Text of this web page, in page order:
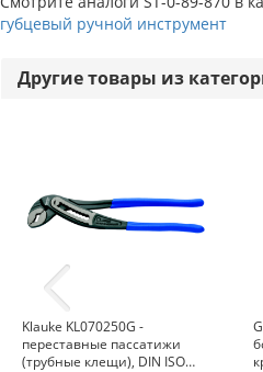
губцевый ручной инструмент
Другие товары из
Klauke KL070250G -
переставные пассатижи
(трубные клещи), DIN ISO